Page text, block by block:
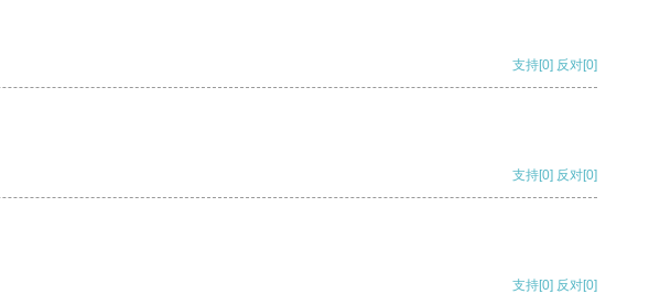
支持[0] 反对[0]
支持[0] 反对[0]
支持[0] 反对[0]